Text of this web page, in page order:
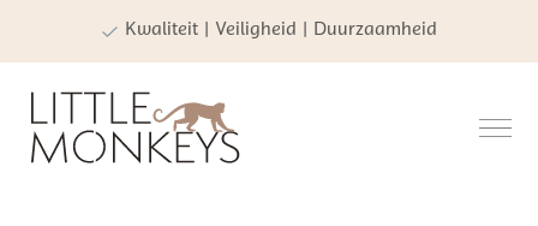
Kwaliteit | Veiligheid | Duurzaamheid